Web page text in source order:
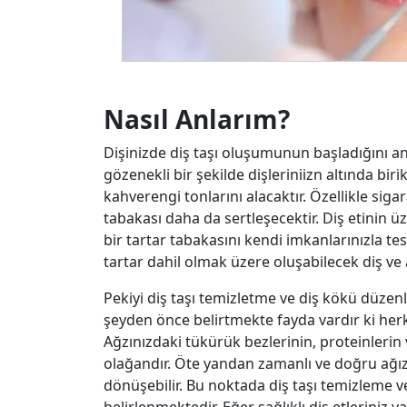
Nasıl Anlarım?
Dişinizde diş taşı oluşumunun
gözenekli bir şekilde dişleriniizn altında
kahverengi tonlarını alacaktır. Özellikle
tabakası daha da sertleşecektir. Diş etinin
bir tartar tabakasını kendi imkanlarınızla
tartar dahil olmak üzere oluşabilecek diş ve
Pekiyi diş taşı temizletme ve diş kökü
şeyden önce belirtmekte fayda vardır ki
Ağzınızdaki tükürük bezlerinin,
olağandır. Öte yandan zamanlı ve doğru
dönüşebilir. Bu noktada diş taşı temizleme